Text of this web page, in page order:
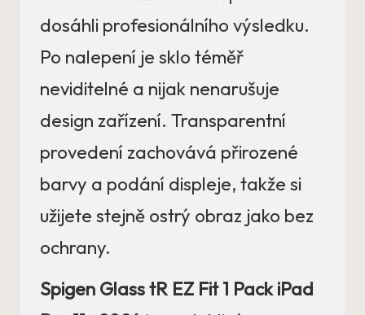
dosáhli profesionálního výsledku.
Po nalepení je sklo téměř
neviditelné a nijak nenarušuje
design zařízení. Transparentní
provedení zachovává přirozené
barvy a podání displeje, takže si
užijete stejně ostrý obraz jako bez
ochrany.
Spigen Glass tR EZ Fit 1 Pack iPad